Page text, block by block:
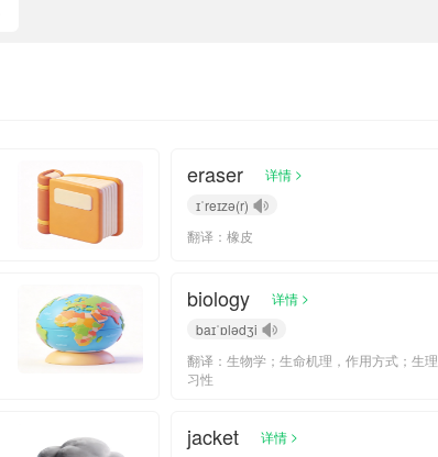
eraser 详情 >
ɪˈreɪzə(r)
翻译：橡皮
biology 详情 >
baɪˈɒlədʒi
翻译：生物学；生命机理，作用方式；生理
习性
jacket 详情 >